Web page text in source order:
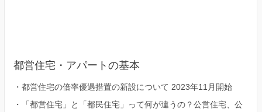
都営住宅・アパートの基本
・ 都営住宅の倍率優遇措置の新設について 2023年11月開始
・
「都営住宅」と「都民住宅」って何が違うの？公営住宅、公